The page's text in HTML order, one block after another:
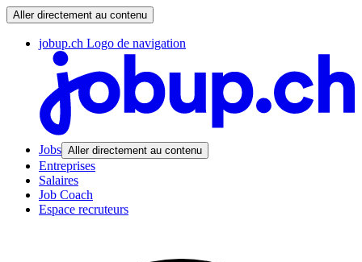
Aller directement au contenu
jobup.ch Logo de navigation
Jobs Aller directement au contenu
Entreprises
Salaires
Job Coach
Espace recruteurs